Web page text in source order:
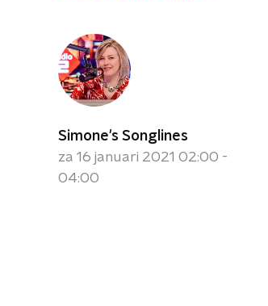
Simone's Songlines
za 16 januari 2021 02:00 -
04:00